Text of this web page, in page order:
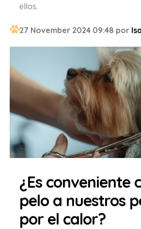
ellos.
27 November 2024 09:48 por
¿Es conveniente
pelo a nuestros
por el calor?